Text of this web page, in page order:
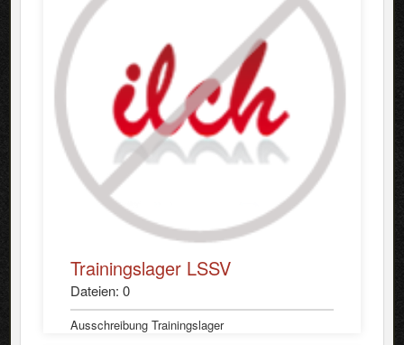
Trainingslager LSSV
Dateien: 0
Ausschreibung Trainingslager